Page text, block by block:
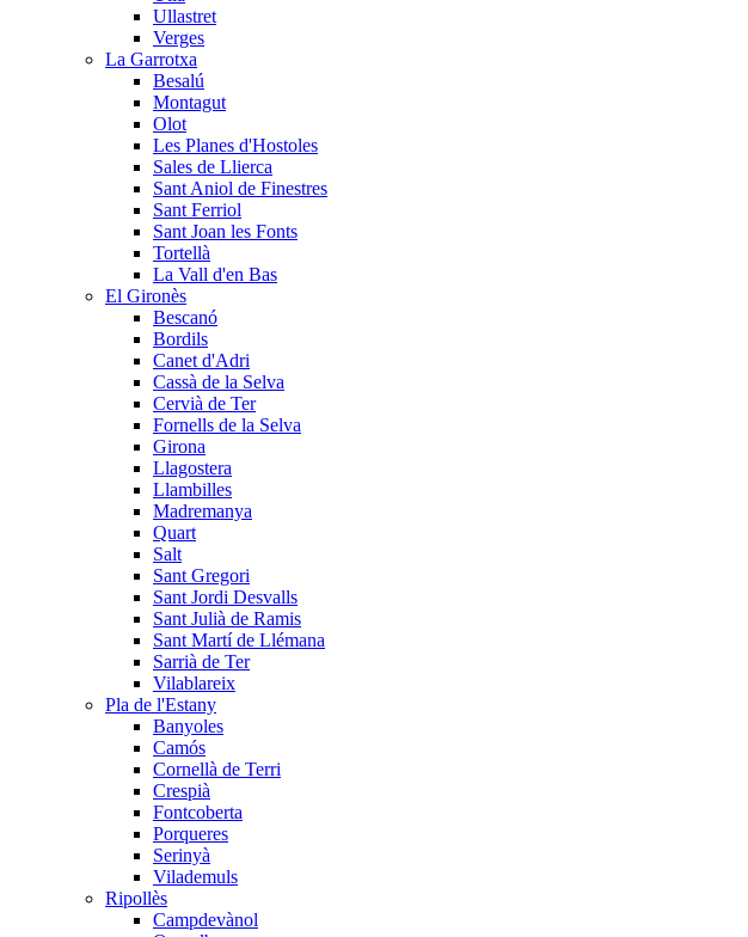
Ullastret
Verges
La Garrotxa
Besalú
Montagut
Olot
Les Planes d'Hostoles
Sales de Llierca
Sant Aniol de Finestres
Sant Ferriol
Sant Joan les Fonts
Tortellà
La Vall d'en Bas
El Gironès
Bescanó
Bordils
Canet d'Adri
Cassà de la Selva
Cervià de Ter
Fornells de la Selva
Girona
Llagostera
Llambilles
Madremanya
Quart
Salt
Sant Gregori
Sant Jordi Desvalls
Sant Julià de Ramis
Sant Martí de Llémana
Sarrià de Ter
Vilablareix
Pla de l'Estany
Banyoles
Camós
Cornellà de Terri
Crespià
Fontcoberta
Porqueres
Serinyà
Vilademuls
Ripollès
Campdevànol